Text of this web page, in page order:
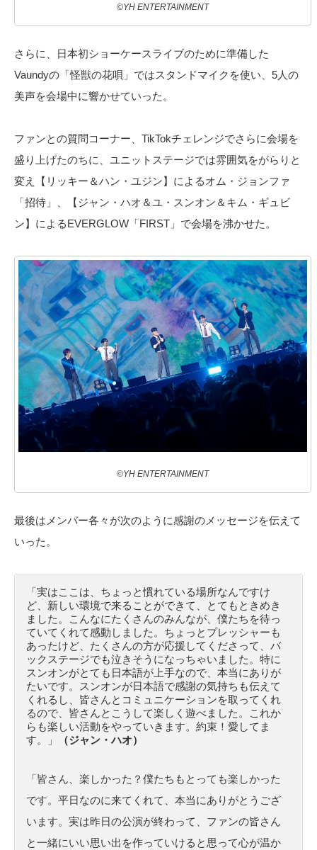
©YH ENTERTAINMENT
さらに、日本初ショーケースライブのために準備した
Vaundyの「怪獣の花唄」ではスタンドマイクを使い、5人の
美声を会場中に響かせていった。
ファンとの質問コーナー、TikTokチェレンジでさらに会場を
盛り上げたのちに、ユニットステージでは雰囲気をがらりと
変え【リッキー＆ハン・ユジン】によるオム・ジョンファ
「招待」、【ジャン・ハオ＆ユ・スンオン＆キム・ギュビ
ン】によるEVERGLOW「FIRST」で会場を沸かせた。
©YH ENTERTAINMENT
最後はメンバー各々が次のように感謝のメッセージを伝えて
いった。
「実はここは、ちょっと慣れている場所なんですけ
ど、新しい環境で来ることができて、とてもときめき
ました。こんなにたくさんのみんなが、僕たちを待っ
ていてくれて感動しました。ちょっとプレッシャーも
あったけど、たくさんの方が応援してくださって、バ
ックステージでも泣きそうになっちゃいました。特に
スンオンがとても日本語が上手なので、本当にありが
たいです。スンオンが日本語で感謝の気持ちも伝えて
くれるし、皆さんとコミュニケーションを取ってくれ
るので、皆さんとこうして楽しく遊べました。これか
らも楽しい活動をやっていきます。約束！愛してま
す。」
（ジャン・ハオ）
「皆さん、楽しかった？僕たちもとっても楽しかった
です。平日なのに来てくれて、本当にありがとうござ
います。実は昨日の公演が終わって、ファンの皆さん
と一緒にいい思い出を作っていけると思って心が温か